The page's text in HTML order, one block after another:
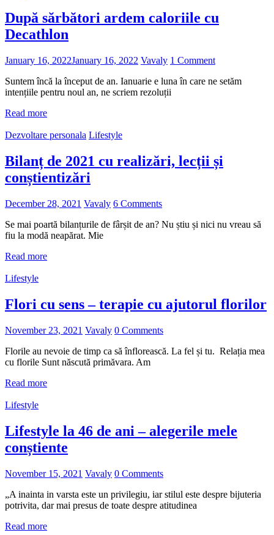
După sărbători ardem caloriile cu
Decathlon
January 16, 2022January 16, 2022 Vavaly 1 Comment
Suntem încă la început de an. Ianuarie e luna în care ne setăm
intențiile pentru noul an, ne scriem rezoluții
Read more
Dezvoltare personala Lifestyle
Bilanț de 2021 cu realizări, lecții și
conștientizări
December 28, 2021 Vavaly 6 Comments
Se mai poartă bilanțurile de fârșit de an? Nu știu și nici nu vreau să
fiu la modă neapărat. Mie
Read more
Lifestyle
Flori cu sens – terapie cu ajutorul florilor
November 23, 2021 Vavaly 0 Comments
Florile au nevoie de timp ca să înflorească. La fel și tu. Relația mea
cu florile Sunt născută primăvara. Am
Read more
Lifestyle
Lifestyle la 46 de ani – alegerile mele
conștiente
November 15, 2021 Vavaly 0 Comments
„A inainta in varsta este un privilegiu, iar stilul este despre bijuteria
potrivita, dar mai presus de toate despre atitudinea
Read more